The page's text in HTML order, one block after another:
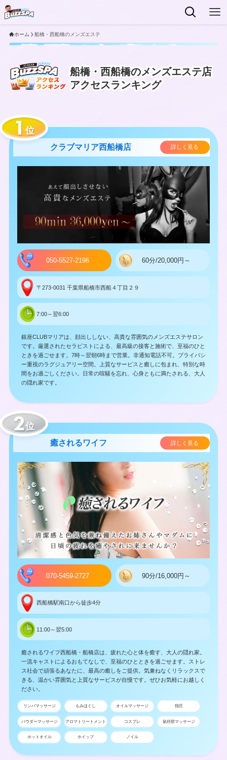
ホーム 船橋・西船橋のメンズエステ
船橋・西船橋のメンズエステ店
アクセスランキング
位
クラブマリア西船橋店 詳しく見る
050-5527-2196 60分/20,000円～
〒273-0031 千葉県船橋市西船４丁目２９
7:00～翌6:00
銀座CLUBマリアは、顔出ししない、高貴な雰囲気のメンズエステサロン
です。厳選されたセラピストによる、最高級の接客と施術で、至福のひと
ときを過ごせます。7時～翌朝6時まで営業。非通知電話不可。プライバシ
ー重視のラグジュアリー空間。上質なサービスと癒しに包まれ、特別な時
間をお過ごしください。日常の喧騒を忘れ、心身ともに満たされる、大人
の隠れ家です。
位
癒されるワイフ 詳しく見る
070-5459-2727 90分/16,000円～
西船橋駅南口から徒歩4分
11:00～翌5:00
癒されるワイフ西船橋・船橋店は、疲れた心と体を癒す、大人の隠れ家。
一流キャストによるおもてなしで、至福のひとときを過ごせます。ストレ
ス社会で頑張るあなたに、最高の癒しをご提供。気兼ねなくリラックスで
きる、温かい雰囲気と上質なサービスが自慢です。ぜひお気軽にお越しく
ださい。
リンパマッサージ もみほぐし オイルマッサージ 指圧
パウダーマッサージ アロマトリートメント コスプレ 鼠径部マッサージ
ホットオイル ホイップ ノイル